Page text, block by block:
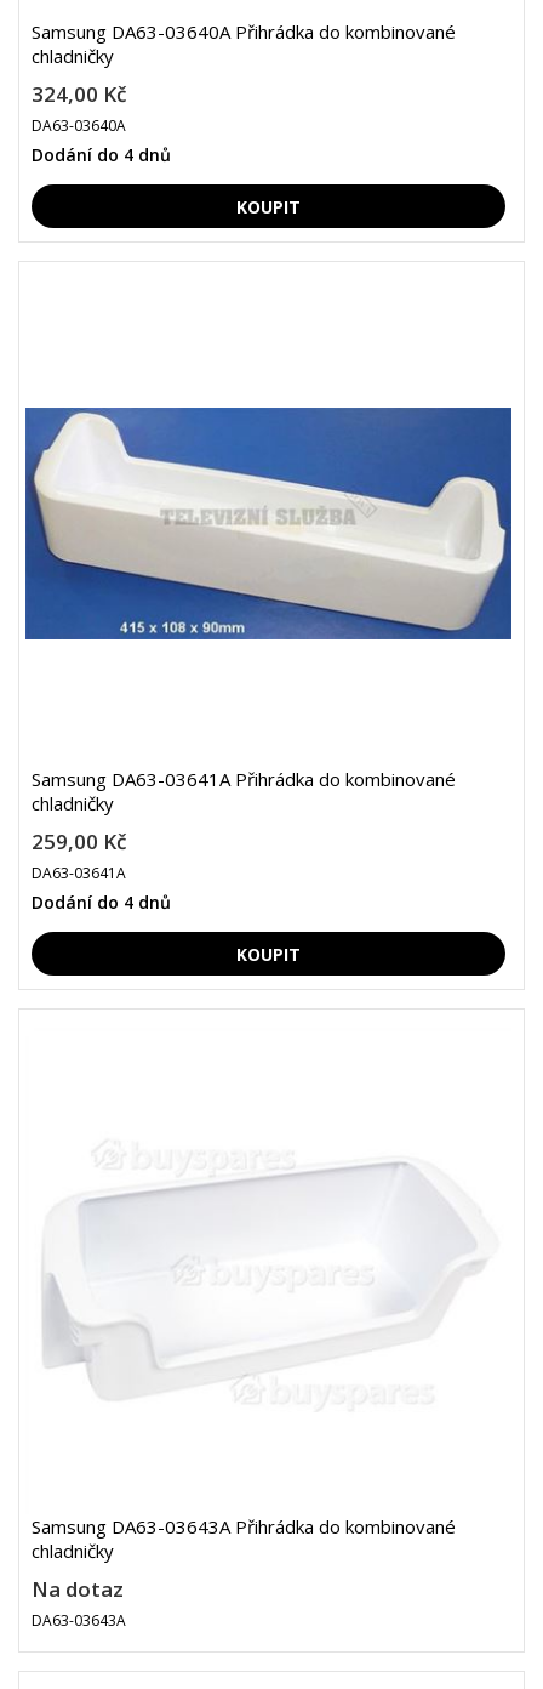
Samsung DA63-03640A Přihrádka do kombinované
chladničky
324,00 Kč
DA63-03640A
Dodání do 4 dnů
Samsung DA63-03641A Přihrádka do kombinované
chladničky
259,00 Kč
DA63-03641A
Dodání do 4 dnů
Samsung DA63-03643A Přihrádka do kombinované
chladničky
Na dotaz
DA63-03643A